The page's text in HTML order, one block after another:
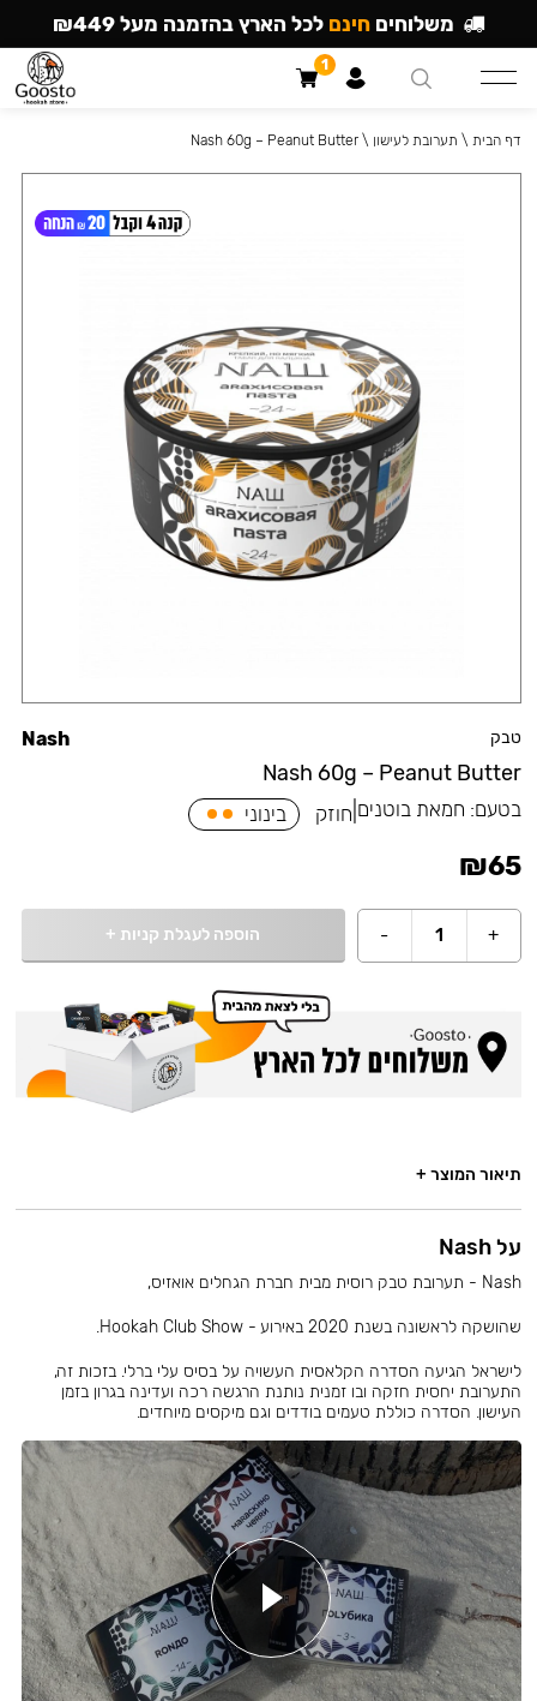
טבק
Nash 60g – Peanut Butter
Nash
בטעם: חמאת בוטנים חוזק בינוני
₪65
+
1
- הוספה לעגלת קניות +
דף הבית \ תערובת לעישון \
Nash 60g – Peanut Butter
תיאור המוצר +
על Nash
Nash - תערובת טבק רוסית מבית חברת הגחלים אואזיס,
שהושקה לראשונה בשנת 2020 באירוע - Hookah Club Show.
לישראל הגיעה הסדרה הקלאסית העשויה על בסיס עלי ברלי. בזכות זה,
התערובת יחסית חזקה ובו זמנית נותנת הרגשה רכה ועדינה בגרון בזמן
העישון. הסדרה כוללת טעמים בודדים וגם מיקסים מיוחדים.
משלוחים חינם לכל הארץ בהזמנה מעל ₪449
1